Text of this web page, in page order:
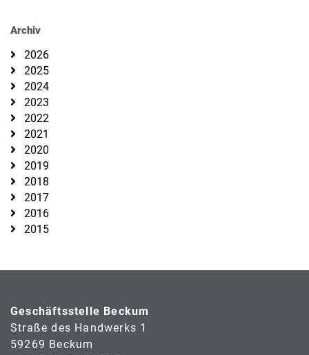
Archiv
2026
2025
2024
2023
2022
2021
2020
2019
2018
2017
2016
2015
Geschäftsstelle Beckum
Straße des Handwerks 1
59269 Beckum